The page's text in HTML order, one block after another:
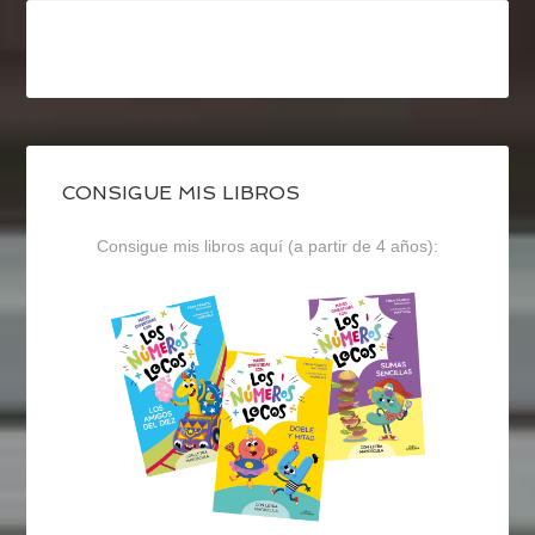
CONSIGUE MIS LIBROS
Consigue mis libros aquí (a partir de 4 años):